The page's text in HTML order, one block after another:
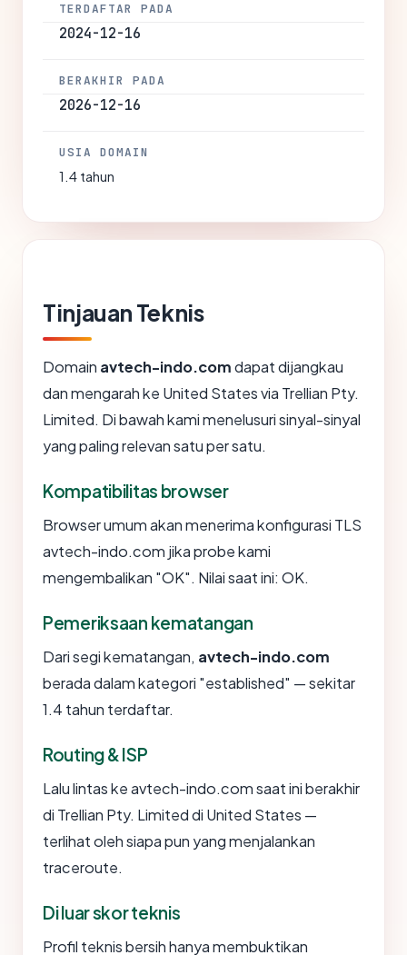
TERDAFTAR PADA
2024-12-16
BERAKHIR PADA
2026-12-16
USIA DOMAIN
1.4 tahun
Tinjauan Teknis
Domain avtech-indo.comdapat dijangkau
dan mengarah ke United States via Trellian Pty.
Limited. Di bawah kami menelusuri sinyal-sinyal
yang paling relevan satu per satu.
Kompatibilitas browser
Browser umum akan menerima konfigurasi TLS
avtech-indo.com jika probe kami
mengembalikan "OK". Nilai saat ini: OK.
Pemeriksaan kematangan
Dari segi kematangan, avtech-indo.com
berada dalam kategori "established" — sekitar
1.4 tahun terdaftar.
Routing & ISP
Lalu lintas ke avtech-indo.com saat ini berakhir
di Trellian Pty. Limited di United States —
terlihat oleh siapa pun yang menjalankan
traceroute.
Di luar skor teknis
Profil teknis bersih hanya membuktikan